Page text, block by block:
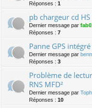
Réponses : 1
pb chargeur cd HS
Dernier message par
Réponses : 7
Panne GPS
Dernier message par
Réponses : 3
Problème de
RNS MFD²
Dernier message par
Réponses : 10